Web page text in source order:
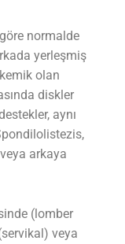
normalde
yerleşmiş
olan
diskler
aynı
arkaya
(lomber
veya